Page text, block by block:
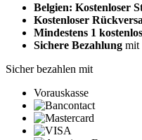
Belgien: Kostenloser
Kostenloser
Mindestens 1
Sichere Bezahlung mit
Sicher bezahlen mit
Vorauskasse